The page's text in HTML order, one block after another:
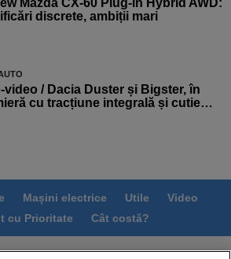
discrete, ambiții mari
video / Dacia Duster și Bigster, în
cu tracțiune integrală și cutie…
Mașini electrice Utile
Video
cu Prioritate
Cât costă?
Politica de confidentialitate